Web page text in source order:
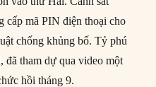
cấp mã PIN điện thoại cho
chống khủng bố. Tỷ phú
đã tham dự qua video một
hồi tháng 9.